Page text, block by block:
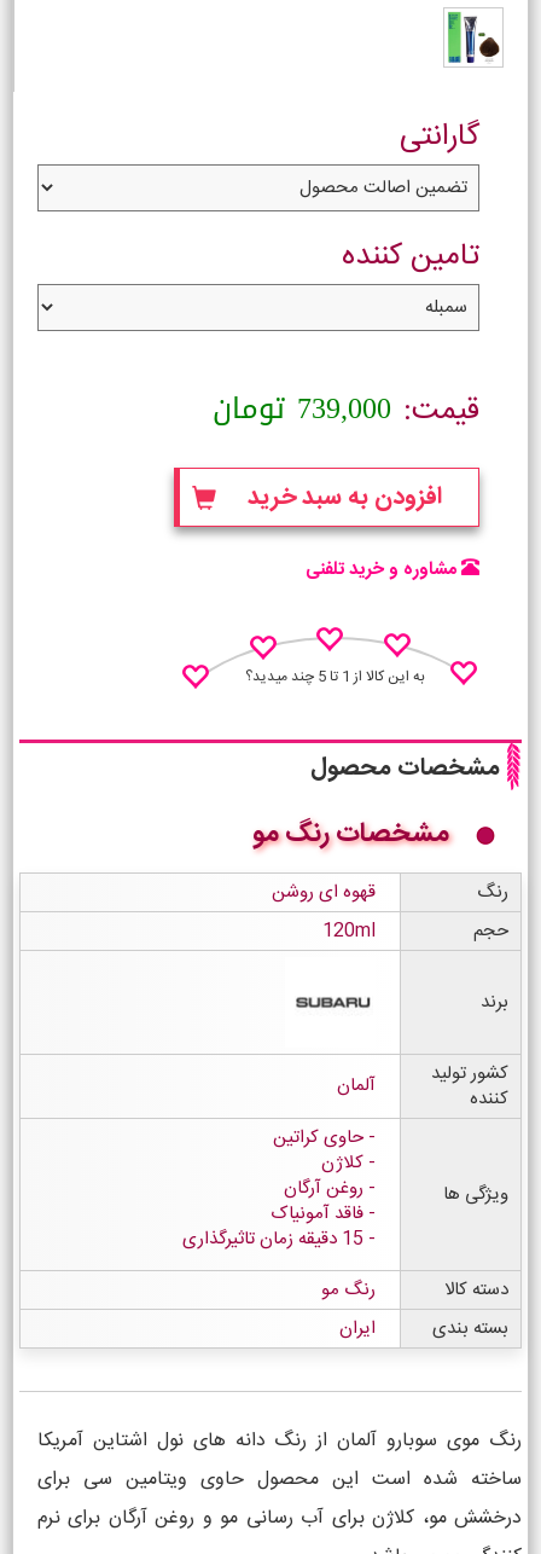
گارانتی
تامین کننده
قیمت: 739,000 تومان
افزودن به سبد خرید
مشاوره و خرید تلفنی
به این کالا از 1 تا 5 چند میدید؟
نظـر منو اعلام کن
مشخصات محصول
مشخصات رنگ مو
رنگ
قهوه ای روشن
حجم
120ml
برند
کشور تولید
کننده
آلمان
ویژگی ها
حاوی کراتین
کلاژن
روغن آرگان
فاقد آمونیاک
15 دقیقه زمان تاثیرگذاری
دسته کالا
رنگ مو
بسته بندی
ایران
رنگ موی سوبارو آلمان از رنگ دانه های نول اشتاین آمریکا
ساخته شده است این محصول حاوی ویتامین سی برای
درخشش مو، کلاژن برای آب رسانی مو و روغن آرگان برای نرم